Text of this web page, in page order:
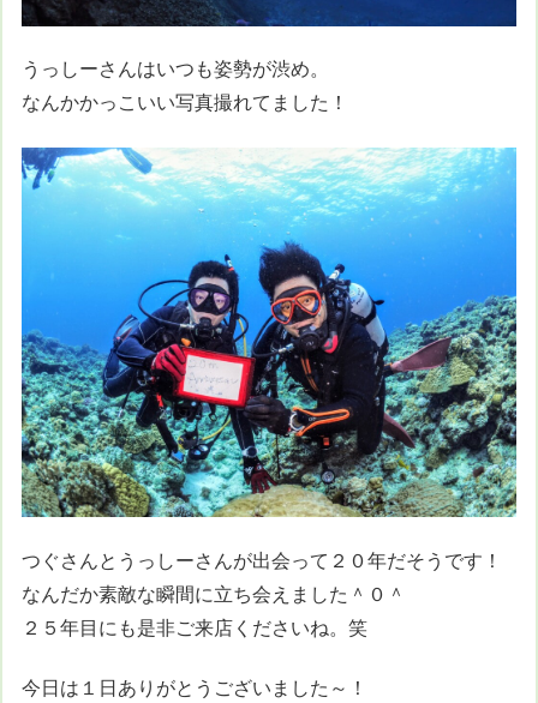
うっしーさんはいつも姿勢が渋め。
なんかかっこいい写真撮れてました！
つぐさんとうっしーさんが出会って２０年だそうです！
なんだか素敵な瞬間に立ち会えました＾０＾
２５年目にも是非ご来店くださいね。笑
今日は１日ありがとうございました～！